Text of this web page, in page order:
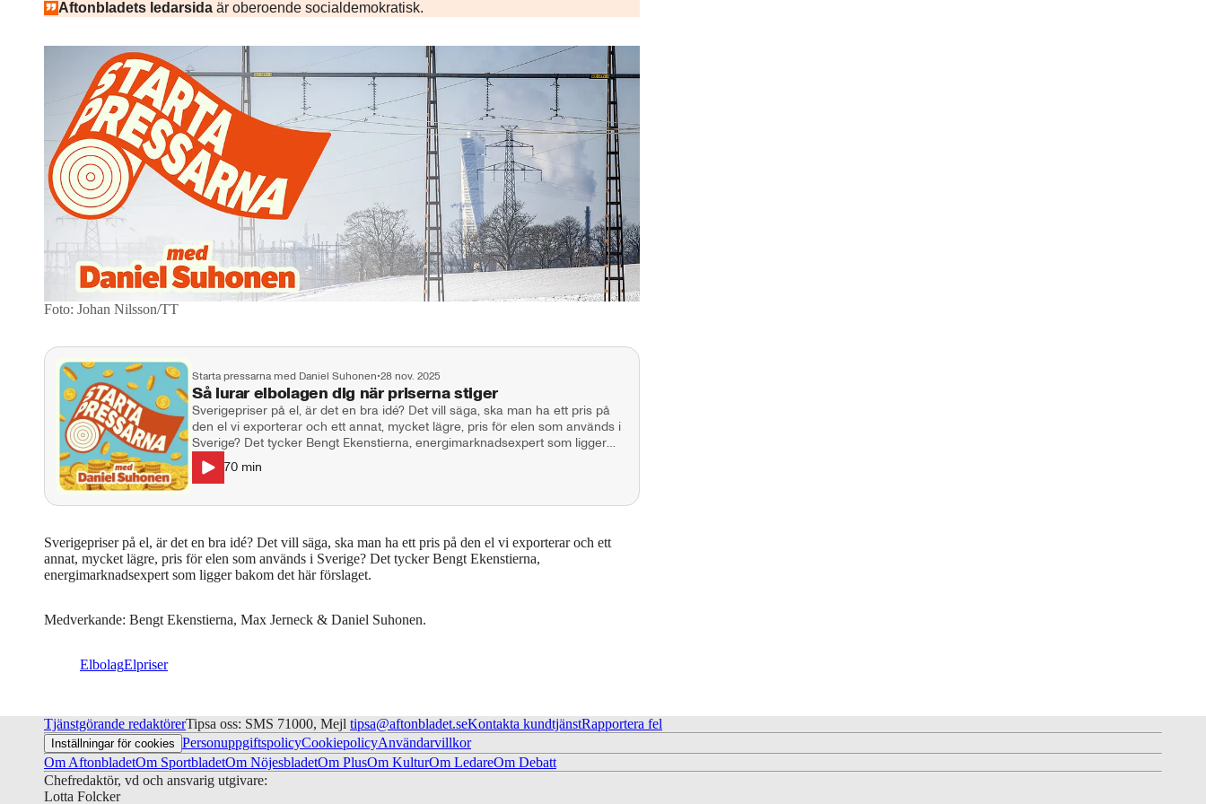
Aftonbladets ledarsida är oberoende socialdemokratisk.
Foto: Johan Nilsson/TT
Starta pressarna med Daniel Suhonen•28 nov. 2025
Så lurar elbolagen dig när priserna stiger
Sverigepriser på el, är det en bra idé? Det vill säga, ska man ha ett pris på
den el vi exporterar och ett annat, mycket lägre, pris för elen som används i
Sverige? Det tycker Bengt Ekenstierna, energimarknadsexpert som ligger
bakom det här förslaget. Medverkande: Bengt Ekenstierna, Max Jerneck &
Daniel Suhonen.
70 min
Sverigepriser på el, är det en bra idé? Det vill säga, ska man ha ett pris på den el vi exporterar och ett
annat, mycket lägre, pris för elen som används i Sverige? Det tycker Bengt Ekenstierna,
energimarknadsexpert som ligger bakom det här förslaget.
Medverkande: Bengt Ekenstierna, Max Jerneck & Daniel Suhonen.
ElbolagElpriser
Tjänstgörande redaktörerTipsa oss: SMS 71000, Mejl tipsa@aftonbladet.seKontakta kundtjänstRapportera fel
Inställningar för cookies PersonuppgiftspolicyCookiepolicyAnvändarvillkor
Om AftonbladetOm SportbladetOm NöjesbladetOm PlusOm KulturOm LedareOm Debatt
Chefredaktör, vd och ansvarig utgivare:
Lotta Folcker